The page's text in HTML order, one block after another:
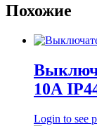
Похожие
10А
Login to see